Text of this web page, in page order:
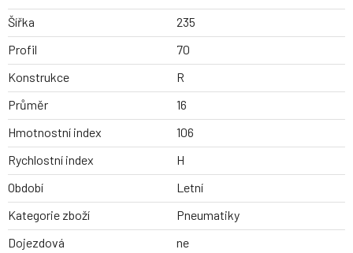
Šířka
235
Profil
70
Konstrukce
R
Průměr
16
Hmotnostní index
106
Rychlostní index
H
Období
Letní
Kategorie zboží
Pneumatiky
Dojezdová
ne